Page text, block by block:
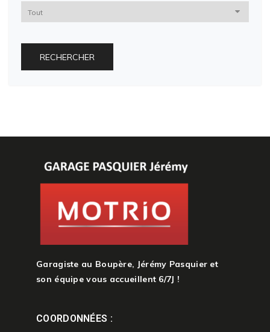
RECHERCHER
Garagiste au Boupère, Jérémy Pasquier et
son équipe vous accueillent 6/7J !
COORDONNÉES :